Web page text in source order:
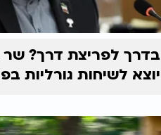
בדרך לפריצת דרך? שר
יוצא לשיחות גורליות